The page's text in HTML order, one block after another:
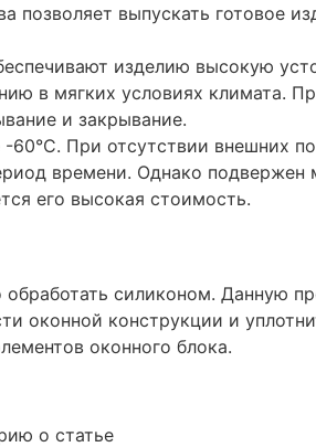
позволяет выпускать готовое
изделию высокую
в мягких условиях климата.
и закрывание.
60°C. При отсутствии внешних
времени. Однако подвержен
его высокая стоимость.
силиконом. Данную
оконной конструкции и
оконного блока.
о статье